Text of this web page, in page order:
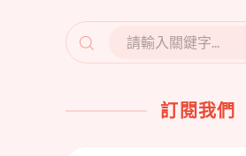
SEARCH
FOR:
訂閱我們